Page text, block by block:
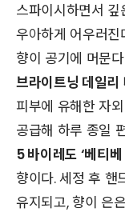
스파이시하면서
우아하게 어우러진
향이 공기에 머문
브라이트닝 데일
피부에 유해한 자
공급해 하루 종일
5 바이레도 ‘베티
향이다. 세정 후 핸
유지되고, 향이 은